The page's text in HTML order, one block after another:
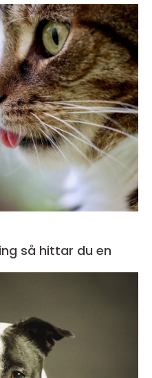
en